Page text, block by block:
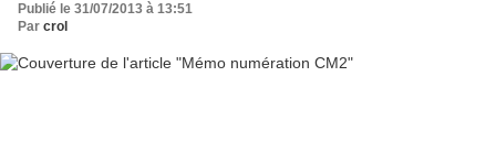
Publié le 31/07/2013 à 13:51
Par crol